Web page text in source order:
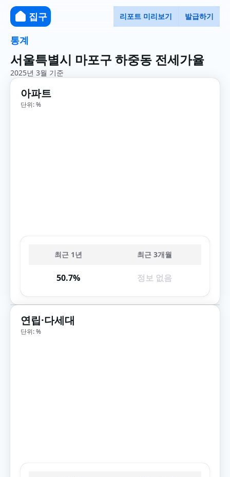
집구 리포트 미리보기 발급하기
통계
서울특별시 마포구 하중동 전세가율
2025년 3월 기준
아파트
단위: %
최근 1년 최근 3개월
50.7% 정보 없음
연립·다세대
단위: %